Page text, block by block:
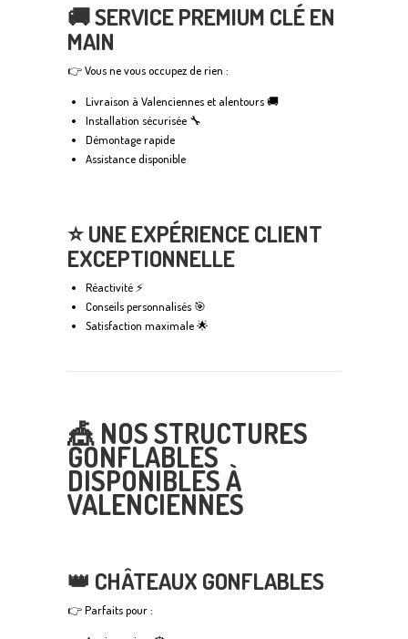
🚚 SERVICE PREMIUM CLÉ EN
MAIN
👉 Vous ne vous occupez de rien :
Livraison à Valenciennes et alentours 🚚
Installation sécurisée 🔧
Démontage rapide
Assistance disponible
⭐ UNE EXPÉRIENCE CLIENT
EXCEPTIONNELLE
Réactivité ⚡
Conseils personnalisés 🎯
Satisfaction maximale 🌟
🎪 NOS STRUCTURES
GONFLABLES
DISPONIBLES À
VALENCIENNES
👑 CHÂTEAUX GONFLABLES
👉 Parfaits pour :